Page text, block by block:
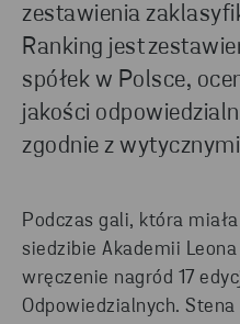
zestawienia
Ranking jest
spółek w Polsce,
jakości
zgodnie z wytycznymi
Podczas gali, która
siedzibie Akademii
wręczenie nagród 17
Odpowiedzialnych. Stena